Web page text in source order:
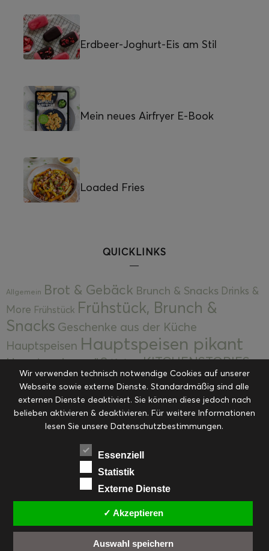
Erdbeer-Joghurt-Eis am Stil
Mein neues Airfryer E-Book
Loaded Fries
QUICKLINKS
Allgemein Brot & Gebäck Brunch & Snacks Drinks &
More Frühstück Frühstück, Brunch &
Snacks Geschenke aus der Küche
Hauptspeisen Hauptspeisen pikant
Hauptspeisen süßKekseKITCHENSTORIES
Kuchen, Torten & Desserts Kuchen und
Desserts Kulinarik Kulinarische Mitbringsel &
Eingemachtes Ohne Kategorie Ostern Resteküche
RezepteSaisonalSliderStartseite
Suppen, Salate & Vorspeisen
Vorspeisen, Salate & Suppen
Weihnachten Workshops & Events
Wir verwenden technisch notwendige Cookies auf unserer
Webseite sowie externe Dienste. Standardmäßig sind alle
externen Dienste deaktiviert. Sie können diese jedoch nach
belieben aktivieren & deaktivieren. Für weitere Informationen
lesen Sie unsere Datenschutzbestimmungen.
Essenziell
Statistik
Externe Dienste
✓ Akzeptieren
Auswahl speichern